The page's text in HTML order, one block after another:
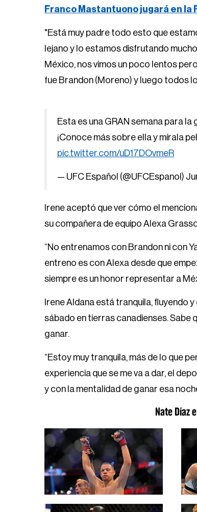
Franco Mastantuono jugará en la
"Está muy padre todo esto que
lejano y lo estamos disfrutando
México, nos vimos un poco lentos
fue Brandon (Moreno) y luego todos
Esta es una GRAN semana para
¡Conoce más sobre ella y mírala
pic.twitter.com/uD17DOvmeR
— UFC Español (@UFCEspanol)
Irene aceptó que ver cómo el
su compañera de equipo Alexa
“No entrenamos con Brandon ni con
entreno es con Alexa desde que
siempre es un honor representar a
Irene Aldana está tranquila, fluyendo
sábado en tierras canadienses. Sabe
ganar.
“Estoy muy tranquila, más de lo que
experiencia que se me va a dar, el
y con la mentalidad de ganar esa
Nate Díaz